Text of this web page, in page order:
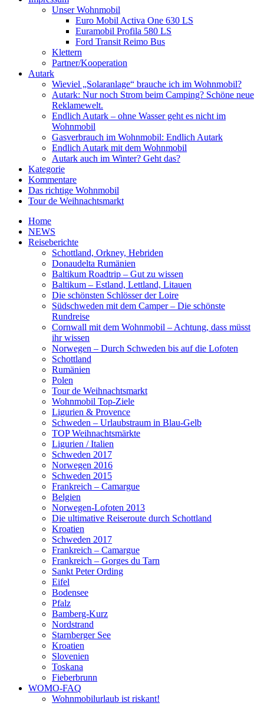
Unser Wohnmobil
Euro Mobil Activa One 630 LS
Euramobil Profila 580 LS
Ford Transit Reimo Bus
Klettern
Partner/Kooperation
Autark
Wieviel „Solaranlage“ brauche ich im Wohnmobil?
Autark: Nur noch Strom beim Camping? Schöne neue
Reklamewelt.
Endlich Autark – ohne Wasser geht es nicht im
Wohnmobil
Gasverbrauch im Wohnmobil: Endlich Autark
Endlich Autark mit dem Wohnmobil
Autark auch im Winter? Geht das?
Kategorie
Kommentare
Das richtige Wohnmobil
Tour de Weihnachtsmarkt
Home
NEWS
Reiseberichte
Schottland, Orkney, Hebriden
Donaudelta Rumänien
Baltikum Roadtrip – Gut zu wissen
Baltikum – Estland, Lettland, Litauen
Die schönsten Schlösser der Loire
Südschweden mit dem Camper – Die schönste
Rundreise
Cornwall mit dem Wohnmobil – Achtung, dass müsst
ihr wissen
Norwegen – Durch Schweden bis auf die Lofoten
Schottland
Rumänien
Polen
Tour de Weihnachtsmarkt
Wohnmobil Top-Ziele
Ligurien & Provence
Schweden – Urlaubstraum in Blau-Gelb
TOP Weihnachtsmärkte
Ligurien / Italien
Schweden 2017
Norwegen 2016
Schweden 2015
Frankreich – Camargue
Belgien
Norwegen-Lofoten 2013
Die ultimative Reiseroute durch Schottland
Kroatien
Schweden 2017
Frankreich – Camargue
Frankreich – Gorges du Tarn
Sankt Peter Ording
Eifel
Bodensee
Pfalz
Bamberg-Kurz
Nordstrand
Starnberger See
Kroatien
Slovenien
Toskana
Fieberbrunn
WOMO-FAQ
Wohnmobilurlaub ist riskant!